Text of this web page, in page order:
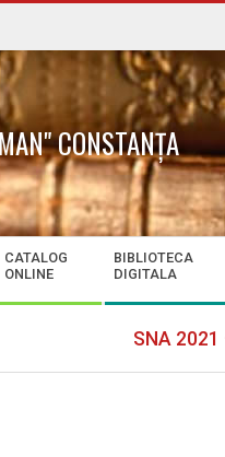
CONSTANȚA
CATALOG
ONLINE
BIBLIOTECA
DIGITALA
SNA